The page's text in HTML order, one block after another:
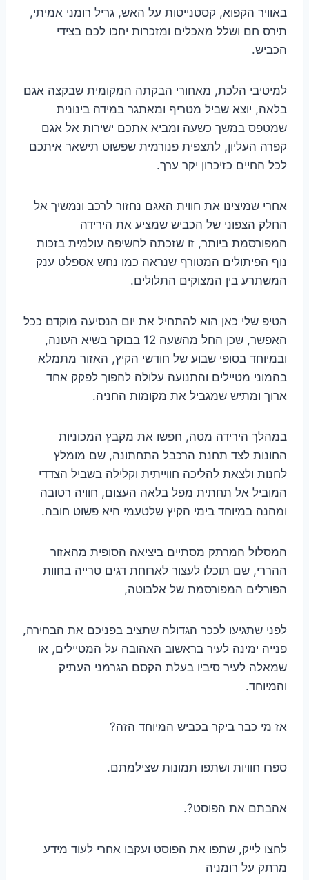
באוויר הקפוא, קסטנייטות על האש, גריל רומני אמיתי,
תירס חם ושלל מאכלים ומזכרות יחכו לכם בצידי
הכביש.
למיטיבי הלכת, מאחורי הבקתה המקומית שבקצה אגם
בלאה, יוצא שביל מטריף ומאתגר במידה בינונית
שמטפס במשך כשעה ומביא אתכם ישירות אל אגם
קפרה העליון, לתצפית פנורמית שפשוט תישאר איתכם
לכל החיים כזיכרון יקר ערך.
אחרי שמיצינו את חווית האגם נחזור לרכב ונמשיך אל
החלק הצפוני של הכביש שמציע את הירידה
המפורסמת ביותר, זו שזכתה לחשיפה עולמית בזכות
נוף הפיתולים המטורף שנראה כמו נחש אספלט ענק
המשתרע בין המצוקים התלולים.
הטיפ שלי כאן הוא להתחיל את יום הנסיעה מוקדם ככל
האפשר, שכן החל מהשעה 12 בבוקר בשיא העונה,
ובמיוחד בסופי שבוע של חודשי הקיץ, האזור מתמלא
בהמוני מטיילים והתנועה עלולה להפוך לפקק אחד
ארוך ומתיש שמגביל את מקומות החניה.
במהלך הירידה מטה, חפשו את מקבץ המכוניות
החונות לצד תחנת הרכבל התחתונה, שם מומלץ
לחנות ולצאת להליכה חווייתית וקלילה בשביל הצדדי
המוביל אל תחתית מפל בלאה העצום, חוויה רטובה
ומהנה במיוחד בימי הקיץ שלטעמי היא פשוט חובה.
המסלול המרתק מסתיים ביציאה הסופית מהאזור
ההררי, שם תוכלו לעצור לארוחת דגים טרייה בחוות
הפורלים המפורסמת של אלבוטה,
לפני שתגיעו לככר הגדולה שתציב בפניכם את הבחירה,
פנייה ימינה לעיר בראשוב האהובה על המטיילים, או
שמאלה לעיר סיביו בעלת הקסם הגרמני העתיק
והמיוחד.
אז מי כבר ביקר בכביש המיוחד הזה?
ספרו חוויות ושתפו תמונות שצילמתם.
אהבתם את הפוסט?.
לחצו לייק, שתפו את הפוסט ועקבו אחרי לעוד מידע
מרתק על רומניה